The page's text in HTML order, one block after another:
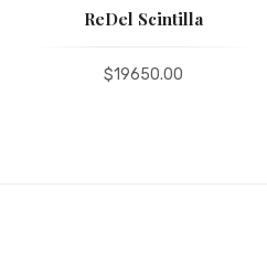
ReDel Scintilla
$19650.00